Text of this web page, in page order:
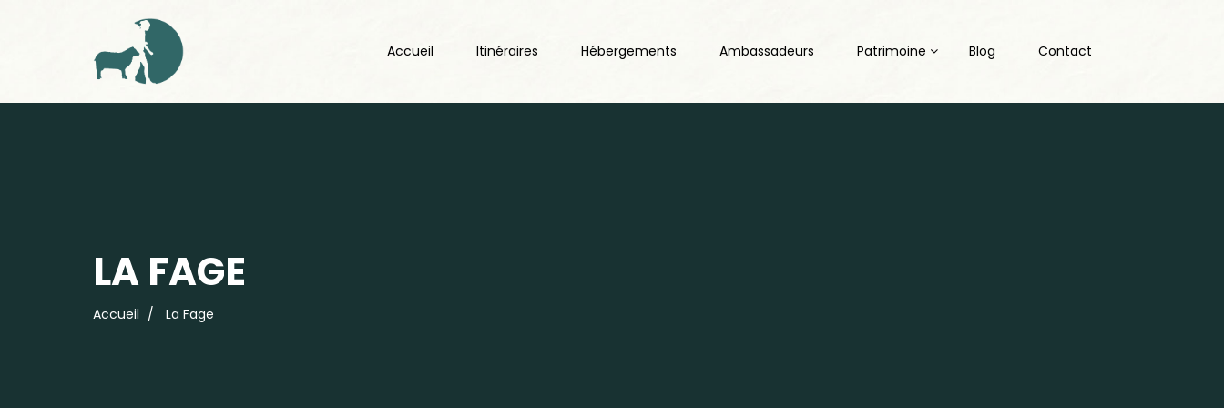
Accueil Itinéraires Hébergements Ambassadeurs Patrimoine Blog Contact
LA FAGE
Accueil La Fage